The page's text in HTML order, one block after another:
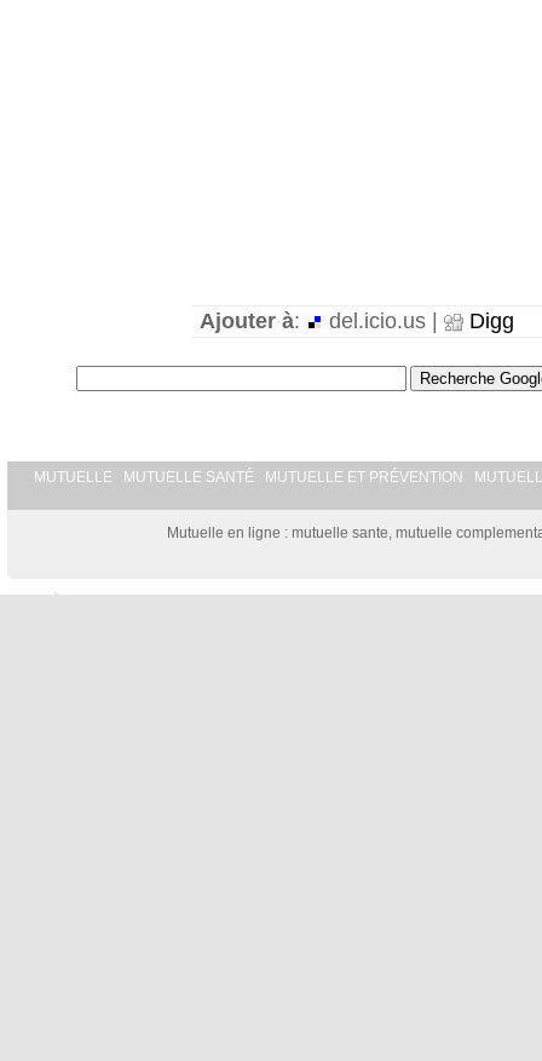
Ajouter à: del.icio.us | Digg
MUTUELLE MUTUELLE SANTÉ MUTUELLE ET PRÉVENTION
Mutuelle en ligne : mutuelle sante, mutuelle